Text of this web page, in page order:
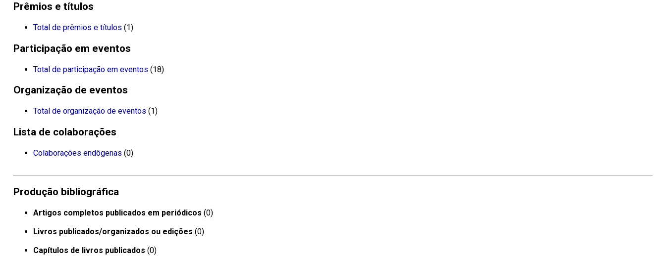
Prêmios e títulos
Total de prêmios e títulos (1)
Participação em eventos
Total de participação em eventos (18)
Organização de eventos
Total de organização de eventos (1)
Lista de colaborações
Colaborações endôgenas (0)
Produção bibliográfica
Artigos completos publicados em periódicos (0)
Livros publicados/organizados ou edições (0)
Capítulos de livros publicados (0)